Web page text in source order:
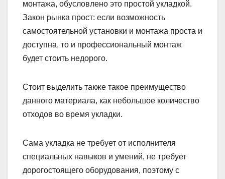
монтажа, обусловлено это простой укладкой.
Закон рынка прост: если возможность
самостоятельной установки и монтажа проста и
доступна, то и профессиональный монтаж
будет стоить недорого.
Стоит выделить также такое преимущество
данного материала, как небольшое количество
отходов во время укладки.
Сама укладка не требует от исполнителя
специальных навыков и умений, не требует
дорогостоящего оборудования, поэтому с